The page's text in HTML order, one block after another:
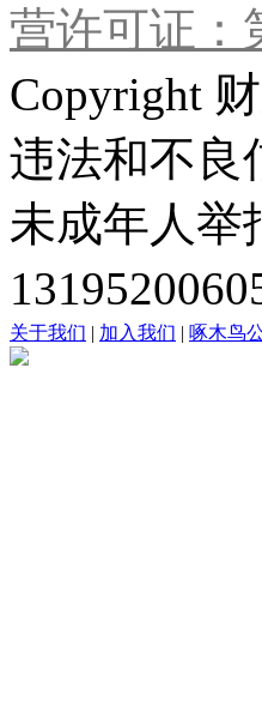
营许可证：
Copyright
违法和不良
未成年人
关于我们 | 加入我们 | 啄木鸟